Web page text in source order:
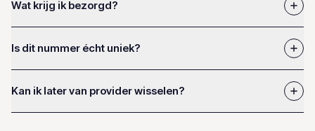
Wat krijg ik bezorgd?
Is dit nummer écht uniek?
Kan ik later van provider wisselen?